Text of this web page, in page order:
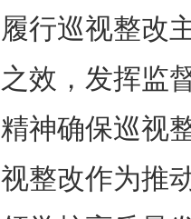
履行巡视整改
之效，发挥监
精神确保巡视
视整改作为推